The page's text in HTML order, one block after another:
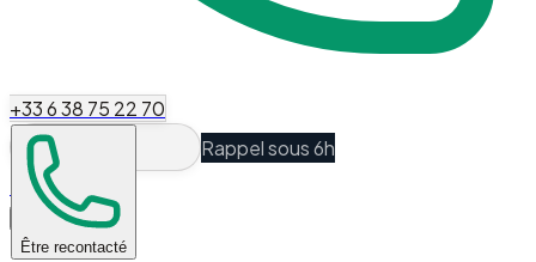
+33 6 38 75 22 70
Être recontacté
Rappel sous 6h
Espace Client